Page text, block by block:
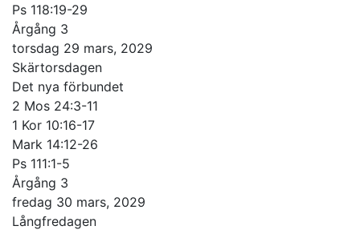
Ps 118:19-29
Årgång 3
torsdag 29 mars, 2029
Skärtorsdagen
Det nya förbundet
2 Mos 24:3-11
1 Kor 10:16-17
Mark 14:12-26
Ps 111:1-5
Årgång 3
fredag 30 mars, 2029
Långfredagen